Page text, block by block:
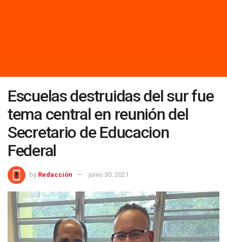
Escuelas destruidas del sur fue
tema central en reunión del
Secretario de Educacion
Federal
by Redacción junio 30, 2021